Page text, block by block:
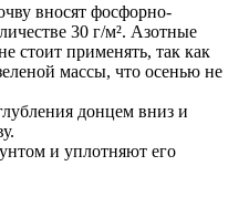
вносят фосфорно-
30 г/м². Азотные
стоит применять, так как
массы, что осенью не
донцем вниз и
и уплотняют его